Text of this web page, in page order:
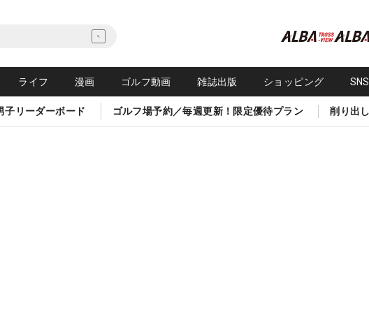
ライフ 漫画 ゴルフ動画 雑誌出版 ショッピング
リーダーボード ゴルフ場予約／毎週更新！限定優待プラン 削り出